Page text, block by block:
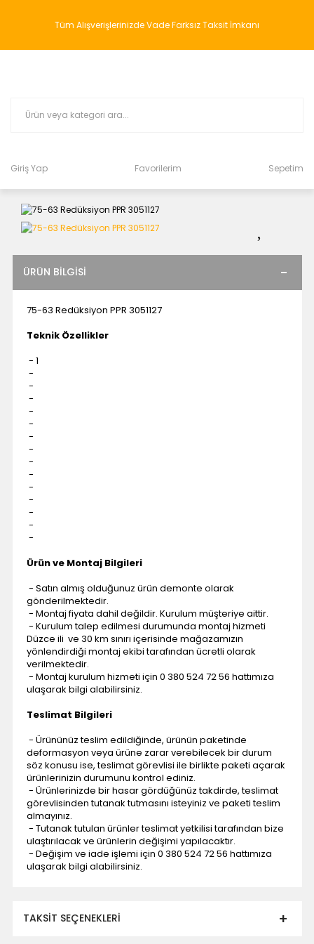
Tüm Alışverişlerinizde Vade Farksız Taksit İmkanı
Giriş Yap Favorilerim Sepetim
ÜRÜN BILGISI
75-63 Redüksiyon PPR 3051127
Teknik Özellikler
- 1
-
-
-
-
-
-
-
-
-
-
-
-
-
-
Ürün ve Montaj Bilgileri
- Satın almış olduğunuz ürün demonte olarak
gönderilmektedir.
- Montaj fiyata dahil değildir. Kurulum müşteriye aittir.
- Kurulum talep edilmesi durumunda montaj hizmeti
Düzce ili ve 30 km sınırı içerisinde mağazamızın
yönlendirdiği montaj ekibi tarafından ücretli olarak
verilmektedir.
- Montaj kurulum hizmeti için 0 380 524 72 56 hattımıza
ulaşarak bilgi alabilirsiniz.
Teslimat Bilgileri
- Ürününüz teslim edildiğinde, ürünün paketinde
deformasyon veya ürüne zarar verebilecek bir durum
söz konusu ise, teslimat görevlisi ile birlikte paketi açarak
ürünlerinizin durumunu kontrol ediniz.
- Ürünlerinizde bir hasar gördüğünüz takdirde, teslimat
görevlisinden tutanak tutmasını isteyiniz ve paketi teslim
almayınız.
- Tutanak tutulan ürünler teslimat yetkilisi tarafından bize
ulaştırılacak ve ürünlerin değişimi yapılacaktır.
- Değişim ve iade işlemi için 0 380 524 72 56 hattımıza
ulaşarak bilgi alabilirsiniz.
TAKSIT SEÇENEKLERI